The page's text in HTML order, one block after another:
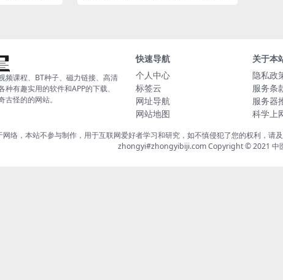
频课程、BT种子、磁力链接、高清
有趣实用的软件和APP的下载、
怪的的网站。
快速导航
个人中心
标签云
网址导航
网站地图
关于本
隐私政
服务条
服务器
科学上
络，本站不参与制作，用于互联网爱好者学习和研究，如不慎侵犯了您的权利，
zhongyi#zhongyibiji.com Copyright © 2021 中